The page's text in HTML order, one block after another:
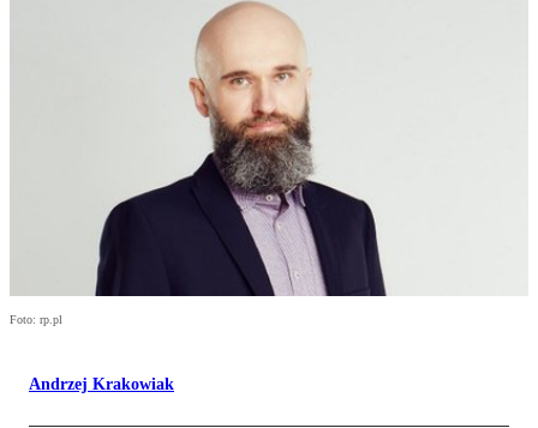
Foto: rp.pl
Andrzej Krakowiak